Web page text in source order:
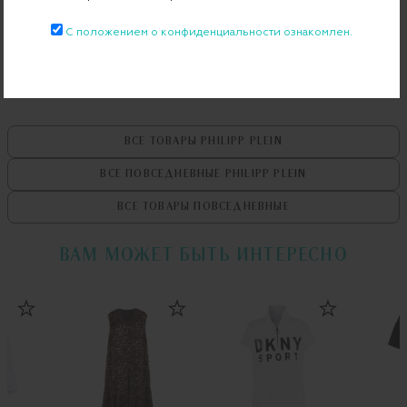
Примерка при доставке торговым представителем
ВСЕ ТОВАРЫ PHILIPP PLEIN
ВСЕ ПОВСЕДНЕВНЫЕ PHILIPP PLEIN
ВСЕ ТОВАРЫ ПОВСЕДНЕВНЫЕ
ВАМ МОЖЕТ БЫТЬ ИНТЕРЕСНО
С положением о конфиденциальности ознакомлен.